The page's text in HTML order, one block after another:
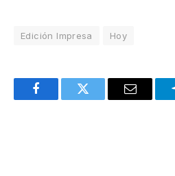
Edición Impresa Hoy
FacebookTwitter Email